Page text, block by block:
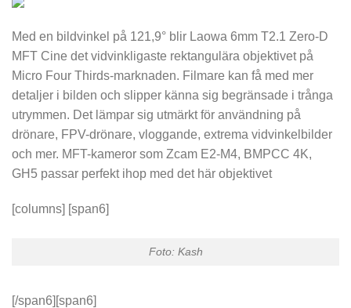
Med en bildvinkel på 121,9° blir Laowa 6mm T2.1 Zero-D
MFT Cine det vidvinkligaste rektangulära objektivet på
Micro Four Thirds-marknaden. Filmare kan få med mer
detaljer i bilden och slipper känna sig begränsade i trånga
utrymmen. Det lämpar sig utmärkt för användning på
drönare, FPV-drönare, vloggande, extrema vidvinkelbilder
och mer. MFT-kameror som Zcam E2-M4, BMPCC 4K,
GH5 passar perfekt ihop med det här objektivet
[columns] [span6]
Foto: Kash
[/span6][span6]